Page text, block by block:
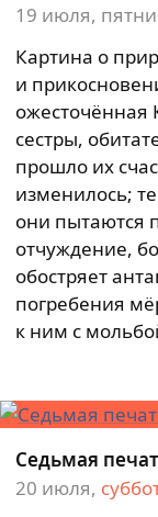
19 июля,
Картина о
и
сестры,
прошло их
изменилось;
они пытаются
отчуждение,
обостряет
погребения
к ним с
Седьмая
20 июля,